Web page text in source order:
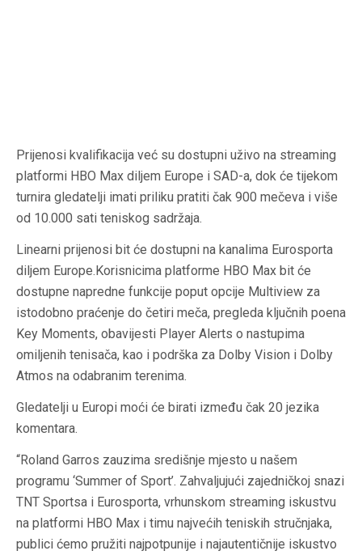
Prijenosi kvalifikacija već su dostupni uživo na streaming
platformi HBO Max diljem Europe i SAD-a, dok će tijekom
turnira gledatelji imati priliku pratiti čak 900 mečeva i više
od 10.000 sati teniskog sadržaja.
Linearni prijenosi bit će dostupni na kanalima Eurosporta
diljem Europe.Korisnicima platforme HBO Max bit će
dostupne napredne funkcije poput opcije Multiview za
istodobno praćenje do četiri meča, pregleda ključnih poena
Key Moments, obavijesti Player Alerts o nastupima
omiljenih tenisača, kao i podrška za Dolby Vision i Dolby
Atmos na odabranim terenima.
Gledatelji u Europi moći će birati između čak 20 jezika
komentara.
“Roland Garros zauzima središnje mjesto u našem
programu ‘Summer of Sport’. Zahvaljujući zajedničkoj snazi
TNT Sportsa i Eurosporta, vrhunskom streaming iskustvu
na platformi HBO Max i timu najvećih teniskih stručnjaka,
publici ćemo pružiti najpotpunije i najautentičnije iskustvo